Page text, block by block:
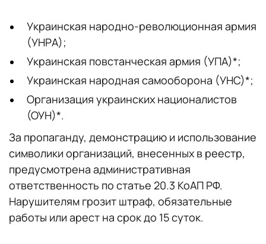
Украинская народно-революционная армия
(УНРА);
Украинская повстанческая армия (УПА)*;
Украинская народная самооборона (УНС)*;
Организация украинских националистов
(ОУН)*.
За пропаганду, демонстрацию и использование
символики организаций, внесенных в реестр,
предусмотрена административная
ответственность по статье 20.3 КоАП РФ.
Нарушителям грозит штраф, обязательные
работы или арест на срок до 15 суток.